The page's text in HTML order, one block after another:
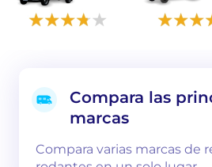
Compara las
marcas
Compara varias marcas de